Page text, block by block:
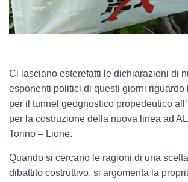
Ci lasciano esterefatti le dichiarazioni di
esponenti politici di questi giorni riguardo
per il tunnel geognostico propedeutico
per la costruzione della nuova linea ad
Torino – Lione.
Quando si cercano le ragioni di una
dibattito costruttivo, si argomenta la